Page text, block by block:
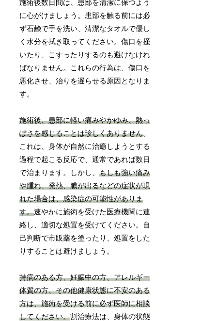
施術後数日間は、患部を清潔に保つよう
に心がけましょう。患部を触る前には必
ず石鹸で手を洗い、清潔なタオルで優し
く水分を拭き取ってください。傷口を掻
いたり、こすったりするのも避けなけれ
ばなりません。これらの行為は、傷口を
悪化させ、治りを遅らせる原因となりま
す。
施術後、患部に軽い痛みやかゆみ、熱っ
ぽさを感じることは珍しくありません。
これは、身体が自然に治癒しようとする
過程で起こる反応で、通常であれば数日
で治まります。しかし、もしも強い痛み
や腫れ、発熱、膿が出るなどの症状が現
れた場合は、感染症の可能性がありま
す。速やかに施術を受けた医療機関に連
絡し、適切な処置を受けてください。自
己判断で市販薬を塗ったり、処置をした
りすることは避けましょう。
持病のある方、妊娠中の方、アレルギー
体質の方、その他健康状態に不安のある
方は、施術を受ける前に必ず医師に相談
してください。割治療法は、身体の状態